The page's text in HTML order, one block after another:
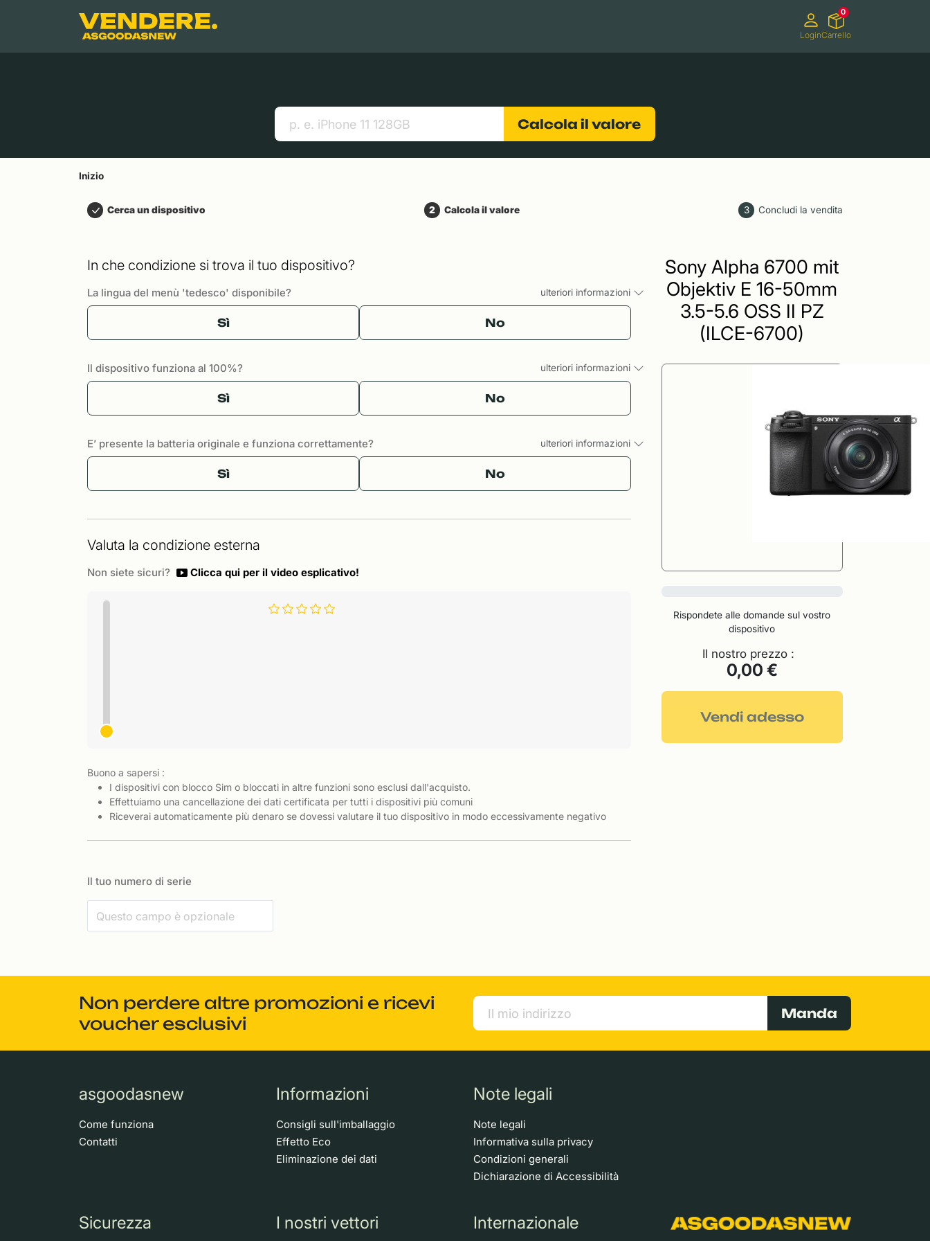
Contenuto principale
LoginCarrello
0
Calcola il valore
Inizio
Cerca un dispositivo 2 Calcola il valore 3 Concludi la vendita
In che condizione si trova il tuo dispositivo?
La lingua del menù 'tedesco' disponibile? ulteriori informazioni
Sì No
Il dispositivo funziona al 100%? ulteriori informazioni
Sì No
E’ presente la batteria originale e funziona correttamente? ulteriori informazioni
Sì No
Valuta la condizione esterna
Non siete sicuri? Clicca qui per il video esplicativo!
Buono a sapersi :
I dispositivi con blocco Sim o bloccati in altre funzioni sono esclusi dall'acquisto.
Effettuiamo una cancellazione dei dati certificata per tutti i dispositivi più comuni
Riceverai automaticamente più denaro se dovessi valutare il tuo dispositivo in modo eccessivamente negativo
Il tuo numero di serie
Sony Alpha 6700 mit
Objektiv E 16-50mm
3.5-5.6 OSS II PZ
(ILCE-6700)
Rispondete alle domande sul vostro
dispositivo
Il nostro prezzo :
0,00 €
Vendi adesso
Non perdere altre promozioni e ricevi
voucher esclusivi
Manda
asgoodasnew
Come funziona
Contatti
Informazioni
Consigli sull'imballaggio
Effetto Eco
Eliminazione dei dati
Note legali
Note legali
Informativa sulla privacy
Condizioni generali
Dichiarazione di Accessibilità
Sicurezza I nostri vettori Internazionale